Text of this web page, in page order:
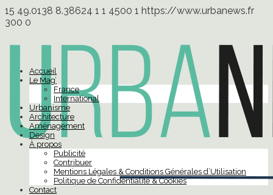
15 49.0138 8.38624 1 1 4500 1 https://www.urbanews.fr
300 0
Accueil
Le Mag’
France
International
Urbanisme
Architecture
Aménagement
Design
À propos
Publicité
Contribuer
Mentions Légales & Conditions Générales d’Utilisation
Politique de Confidentialité & Cookies
Contact